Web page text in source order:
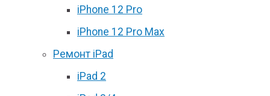
iPhone 12 Pro
iPhone 12 Pro Max
Ремонт iPad
iPad 2